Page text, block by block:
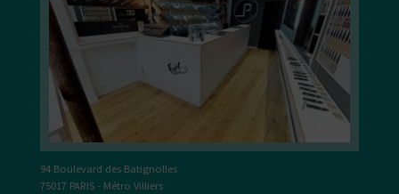
94 Boulevard des Batignolles
75017 PARIS - Métro Villiers